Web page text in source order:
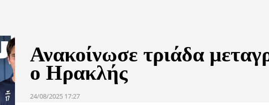
Ανακοίνωσε τριάδα
ο Ηρακλής
24/08/2025 17:27